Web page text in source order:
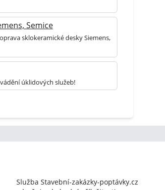
Semice
sklokeramické desky Siemens,
úklidových služeb!
Služba Stavební-zakázky-poptávky.cz